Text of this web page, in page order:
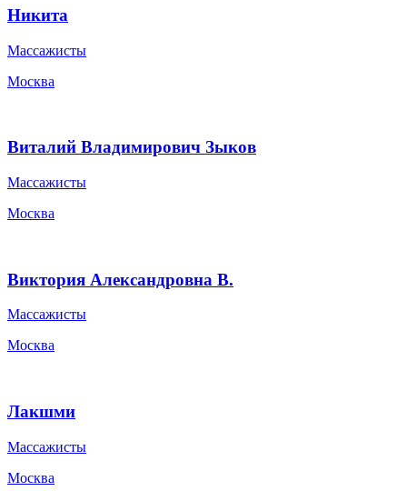
Сергей Валерьевич П.
Массажисты
Москва